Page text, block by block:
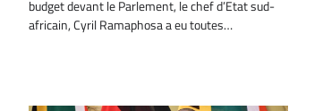
budget devant le Parlement, le chef d’Etat sud-
africain, Cyril Ramaphosa a eu toutes…